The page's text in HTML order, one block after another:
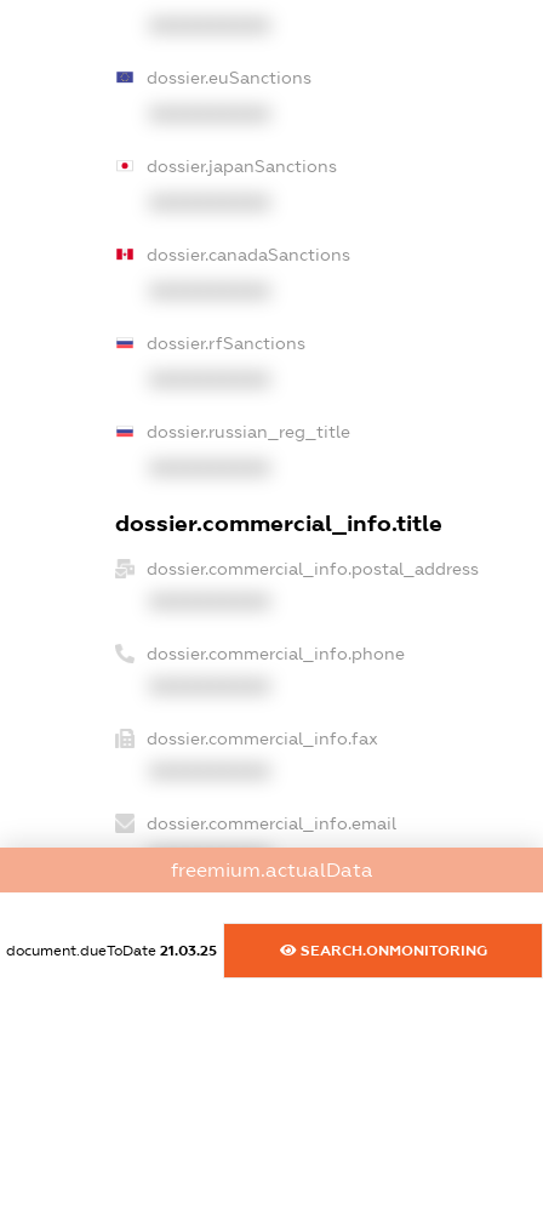
dossier.euSanctions
dossier.japanSanctions
dossier.canadaSanctions
dossier.rfSanctions
dossier.russian_reg_title
dossier.commercial_info.title
dossier.commercial_info.postal_address
dossier.commercial_info.phone
dossier.commercial_info.fax
dossier.commercial_info.email
XXXXXXXXXX
freemium.actualData
document.dueToDate 21.03.25 SEARCH.ONMONITORING